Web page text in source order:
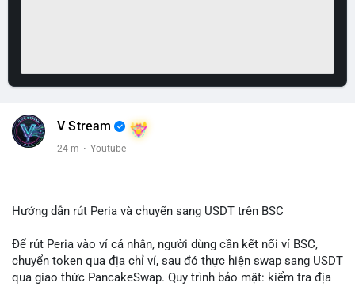
V Stream
24 m · Youtube
Hướng dẫn rút Peria và chuyển sang USDT trên BSC
Để rút Peria vào ví cá nhân, người dùng cần kết nối ví BSC,
chuyển token qua địa chỉ ví, sau đó thực hiện swap sang USDT
qua giao thức PancakeSwap. Quy trình bảo mật: kiểm tra địa